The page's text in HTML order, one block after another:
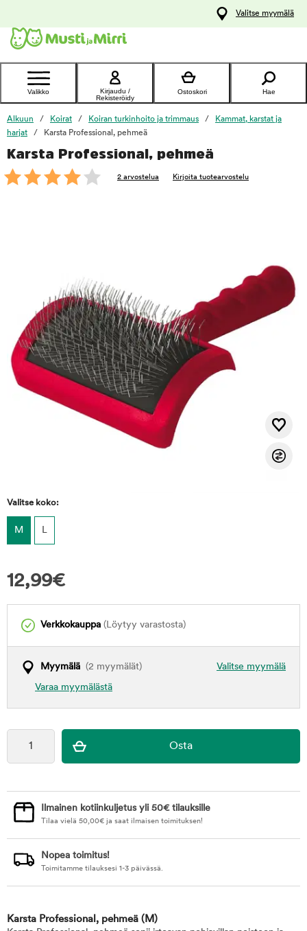
Ota yhteyttä
asiakaspalveluun
Valitse myymälä
Valikko
Kirjaudu /
Rekisteröidy
Ostoskori Hae
Alkuun Koirat Koiran turkinhoito ja trimmaus
Kammat, karstat ja
harjat
Karsta Professional, pehmeä
Karsta Professional, pehmeä
2 arvostelua Kirjoita tuotearvostelu
Valitse koko:
M L
12,99€
Verkkokauppa (Löytyy varastosta)
Valitse myymälä
Myymälä (2 myymälät)
Varaa myymälästä
foo
Ilmainen kotiinkuljetus yli 50€ tilauksille
Tilaa vielä 50,00€ ja saat ilmaisen toimituksen!
Nopea toimitus!
Toimitamme tilauksesi 1-3 päivässä.
Karsta Professional, pehmeä (M)